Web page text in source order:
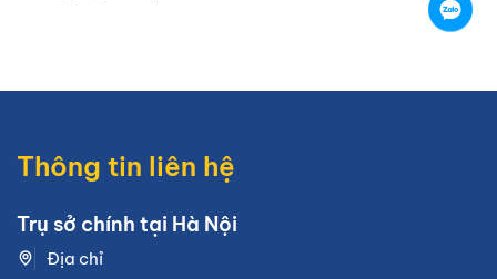
Thông tin liên hệ
Trụ sở chính tại Hà Nội
Địa chỉ